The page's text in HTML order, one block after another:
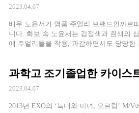
2023.04.07
배우 노윤서가 명품 주얼리 브랜드인까르
니다. 화보 속 노윤서는 검정색과 흰색의
에 주얼리들을 착용, 과감하면서도 당당한
있는데요. 덕분에 그간 작품에서는 보지 못
2000년 생인 노윤서는 […]
과학고 조기졸업한 카이스
2023.04.07
2013년 EXO의 ‘늑대와 미녀, 으르렁’ M/V